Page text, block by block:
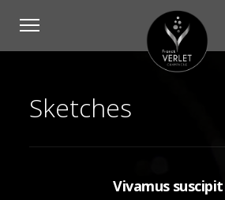
Sketches
Vivamus suscipit